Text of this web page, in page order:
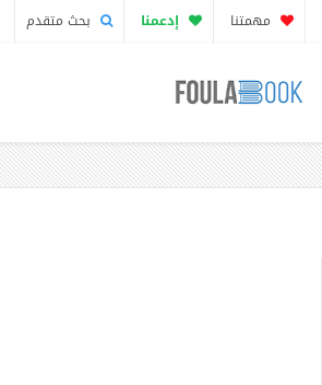
مهمتنا إدعمنا بحث متقدم